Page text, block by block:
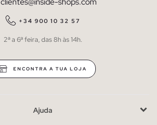
+34 900 10 32 57
2ª a 6ª feira, das 8h às 14h.
ENCONTRA A TUA LOJA
Ajuda